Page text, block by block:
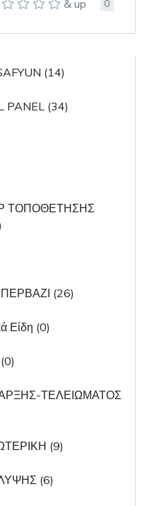
& up 0
(14)
PANEL (34)
ΤΟΠΟΘΕΤΗΣΗΣ
(26)
Είδη (0)
ΤΕΛΕΙΩΜΑΤΟΣ
(9)
(6)